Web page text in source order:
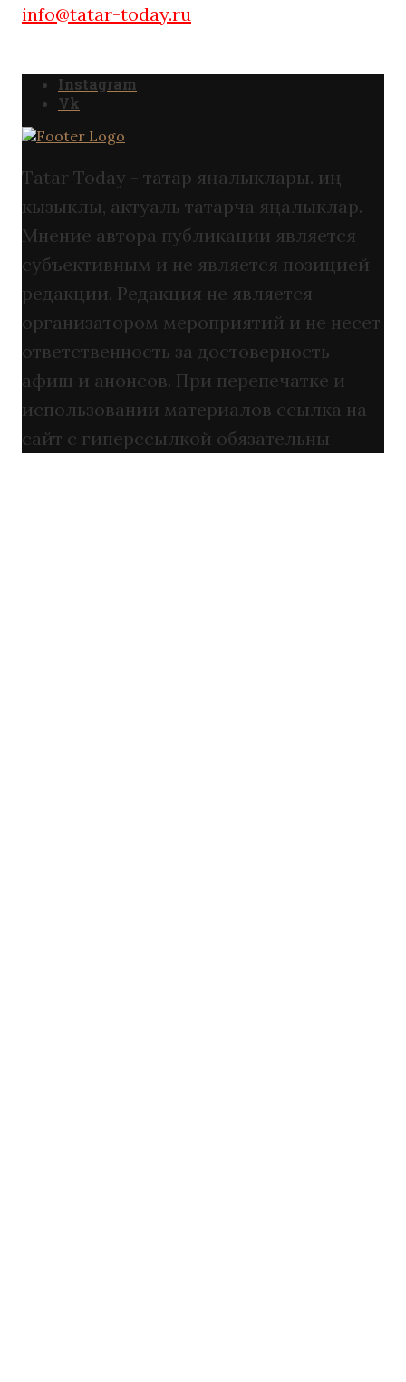
info@tatar-today.ru
Instagram
Vk
Tatar Today - татар яңалыклары. иң
кызыклы, актуаль татарча яңалыклар.
Мнение автора публикации является
субъективным и не является позицией
редакции. Редакция не является
организатором мероприятий и не несет
ответственность за достоверность
афиш и анонсов. При перепечатке и
использовании материалов ссылка на
сайт с гиперссылкой обязательны